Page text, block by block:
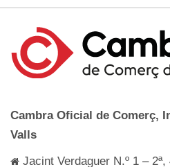
Cambra Oficial de Comerç,
Valls
Jacint Verdaguer N.º 1 –